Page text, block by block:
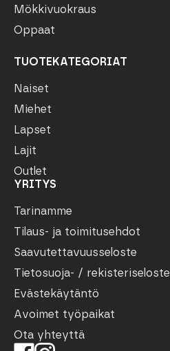
Mökkivuokraus
Oppaat
TUOTEKATEGORIAT
Naiset
Miehet
Lapset
Lajit
Outlet
YRITYS
Tarinamme
Tilaus- ja toimitusehdot
Saavutettavuusseloste
Tietosuoja- / rekisteriseloste
Evästekäytäntö
Avoimet työpaikat
Ota yhteyttä